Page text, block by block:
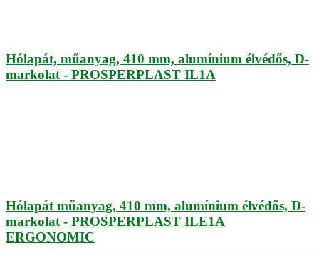
Hólapát, műanyag, 410 mm, alumínium élvédős, D-
markolat - PROSPERPLAST IL1A
Hólapát műanyag, 410 mm, alumínium élvédős, D-
markolat - PROSPERPLAST ILE1A
ERGONOMIC